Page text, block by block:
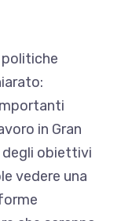
politiche
in Gran
degli obiettivi
vedere una